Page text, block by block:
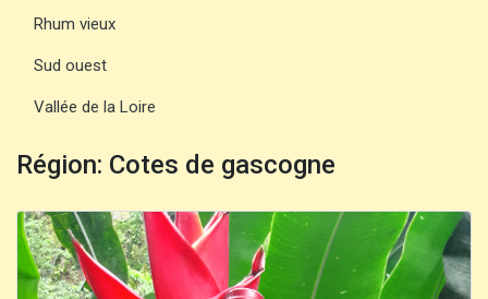
Rhum vieux
Sud ouest
Vallée de la Loire
Région: Cotes de gascogne